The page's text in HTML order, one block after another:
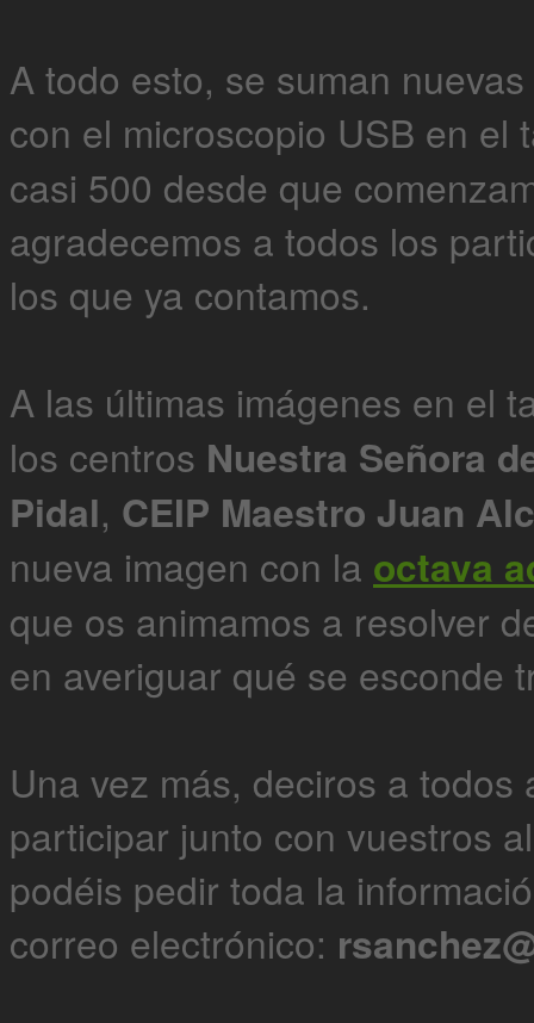
A todo esto, se suman
con el microscopio USB en el
casi 500 desde que
agradecemos a todos los
los que ya contamos.
A las últimas imágenes en el
los centros Nuestra Señora
Pidal, CEIP Maestro Juan
nueva imagen con la octava
que os animamos a resolver
en averiguar qué se esconde
Una vez más, deciros a
participar junto con vuestros
podéis pedir toda la
correo electrónico: